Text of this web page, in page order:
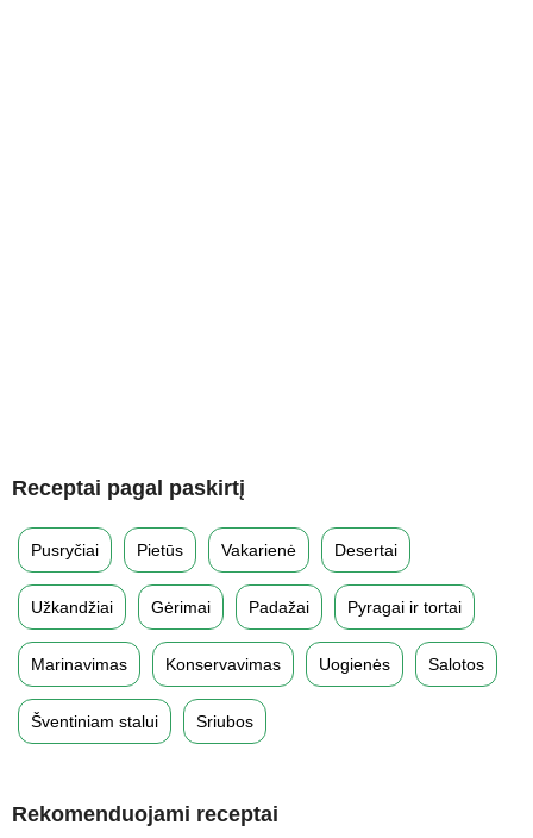
Receptai pagal paskirtį
Pusryčiai Pietūs Vakarienė Desertai
Užkandžiai Gėrimai Padažai Pyragai ir tortai
Marinavimas Konservavimas Uogienės Salotos
Šventiniam stalui Sriubos
Rekomenduojami receptai